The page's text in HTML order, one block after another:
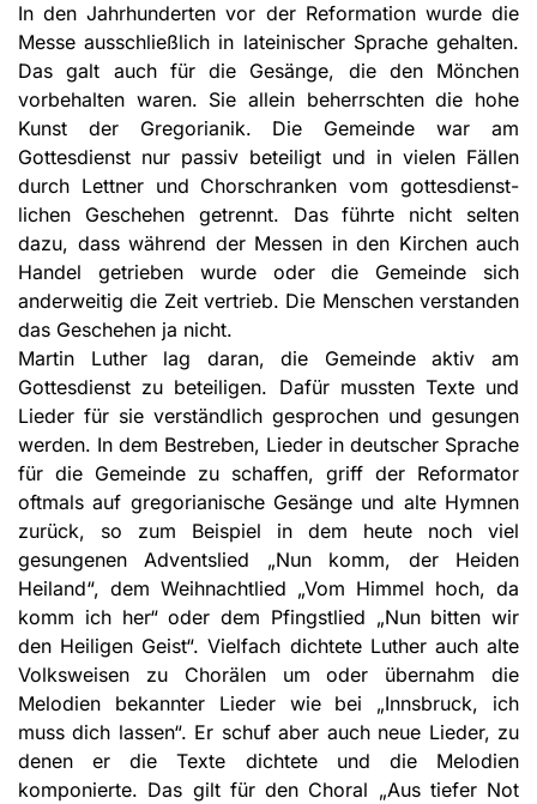
In den Jahrhunderten vor der Reformation wurde die
Messe ausschließlich in lateinischer Sprache gehalten.
Das galt auch für die Gesänge, die den Mönchen
vorbehalten waren. Sie allein beherrschten die hohe
Kunst der Gregorianik. Die Gemeinde war am
Gottesdienst nur passiv beteiligt und in vielen Fällen
durch Lettner und Chorschranken vom gottesdienst­
lichen Geschehen getrennt. Das führte nicht selten
dazu, dass während der Messen in den Kirchen auch
Handel getrieben wurde oder die Gemeinde sich
anderweitig die Zeit vertrieb. Die Menschen verstanden
das Geschehen ja nicht.
Martin Luther lag daran, die Gemeinde aktiv am
Gottesdienst zu beteiligen. Dafür mussten Texte und
Lieder für sie verständlich gesprochen und gesungen
werden. In dem Bestreben, Lieder in deutscher Sprache
für die Gemeinde zu schaffen, griff der Reformator
oftmals auf gregorianische Gesänge und alte Hymnen
zurück, so zum Beispiel in dem heute noch viel
gesungenen Advents­lied „Nun komm, der Heiden
Heiland“, dem Weihnachtlied „Vom Himmel hoch, da
komm ich her“ oder dem Pfingstlied „Nun bitten wir
den Heiligen Geist“. Vielfach dichtete Luther auch alte
Volksweisen zu Chorä­len um oder übernahm die
Melodien bekannter Lieder wie bei „Innsbruck, ich
muss dich lassen“. Er schuf aber auch neue Lieder, zu
denen er die Texte dichtete und die Melodien
komponierte. Das gilt für den Choral „Aus tiefer Not